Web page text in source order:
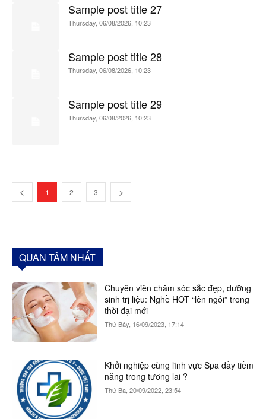
Sample post title 27
Thursday, 06/08/2026, 10:23
Sample post title 28
Thursday, 06/08/2026, 10:23
Sample post title 29
Thursday, 06/08/2026, 10:23
1 2 3
QUAN TÂM NHẤT
Chuyên viên chăm sóc sắc đẹp, dưỡng
sinh trị liệu: Nghề HOT “lên ngôi” trong
thời đại mới
Thứ Bảy, 16/09/2023, 17:14
Khởi nghiệp cùng lĩnh vực Spa đầy tiềm
năng trong tương lai ?
Thứ Ba, 20/09/2022, 23:54